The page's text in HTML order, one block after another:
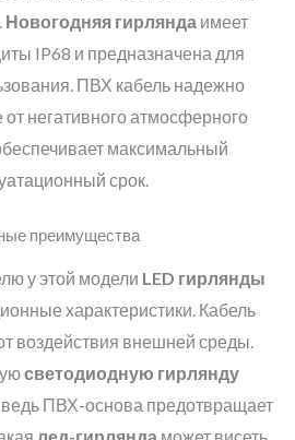
Новогодняя гирлянда имеет
IP68 и предназначена для
ПВХ кабель надежно
негативного атмосферного
максимальный
срок.
преимущества
у этой модели LED гирлянды
характеристики. Кабель
воздействия внешней среды.
светодиодную гирлянду
ПВХ-основа предотвращает
лед-гирлянда может висеть